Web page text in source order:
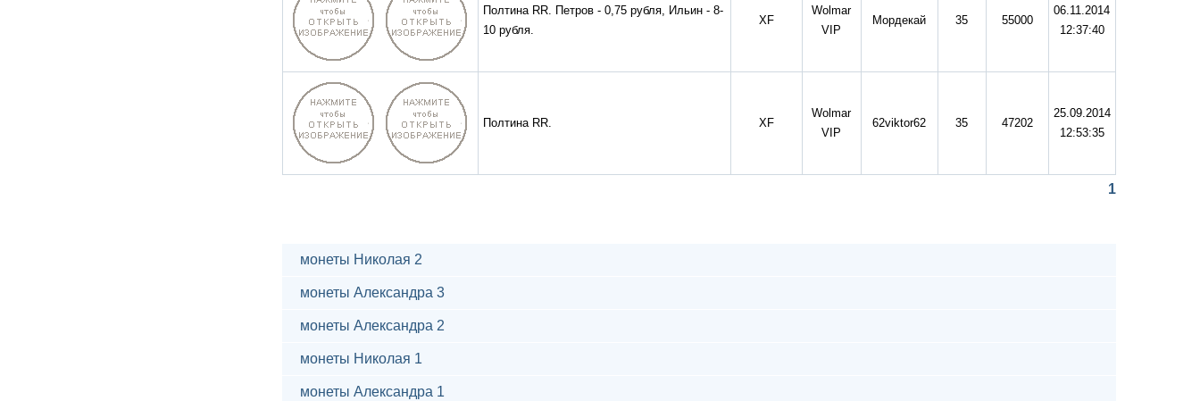
Полтина RR. Петров - 0,75 рубля, Ильин - 8-
10 рубля.
XF
Wolmar
VIP
Мордекай 35 55000
06.11.2014
12:37:40
Полтина RR. XF
Wolmar
VIP
62viktor62 35 47202
25.09.2014
12:53:35
1
монеты Николая 2
монеты Александра 3
монеты Александра 2
монеты Николая 1
монеты Александра 1